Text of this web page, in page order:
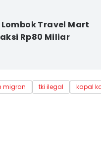
Lombok Travel Mart
Rp80 Miliar
migran tki ilegal
kapal